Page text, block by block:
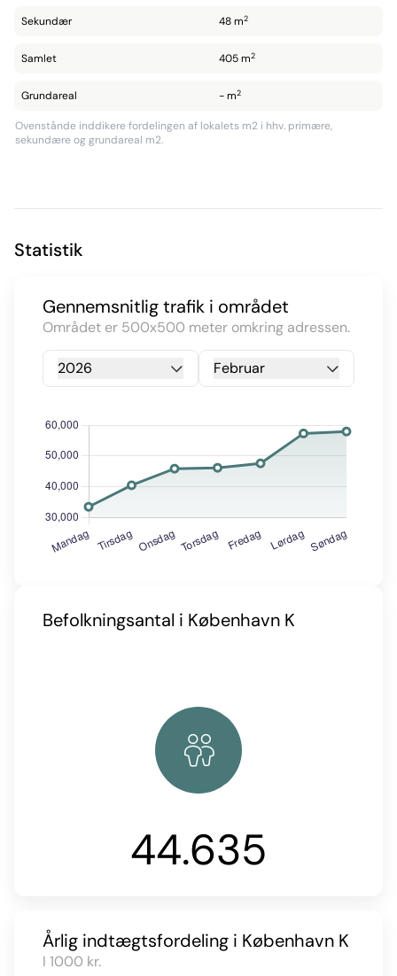
Sekundær 48 m2
Samlet 405 m2
Grundareal - m2
Ovenstånde inddikere fordelingen af lokalets m2 i hhv. primære,
sekundære og grundareal m2.
Statistik
Gennemsnitlig trafik i området
Området er 500x500 meter omkring adressen.
2026 Februar
Befolkningsantal i København K
44.635
Årlig indtægtsfordeling i København K
I 1000 kr.